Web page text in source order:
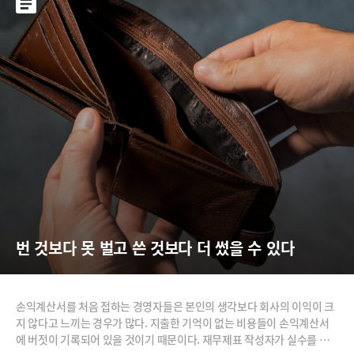
번 것보다 못 벌고 쓴 것보다 더 썼을 수 있다
손익계산서를 처음 접하는 경영자들은 본인의 생각보다 회사의 이익이 크
지 않다고 느끼는 경우가 많다. 지출한 기억이 없는 비용들이 손익계산서
에 버젓이 기록되어 있을 것이기 때문이다. 재무제표 작성자가 실수를 한